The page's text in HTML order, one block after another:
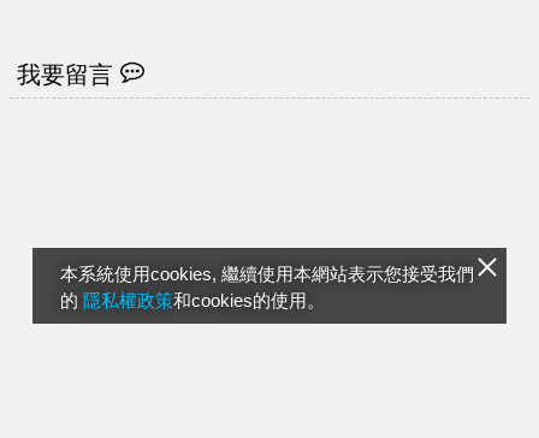
本系統使用cookies, 繼續使用本網站表示您接受我們
的 隱私權政策和cookies的使用。
我要留言